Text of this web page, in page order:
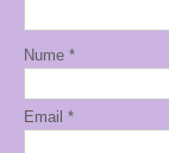
Nume *
Email *